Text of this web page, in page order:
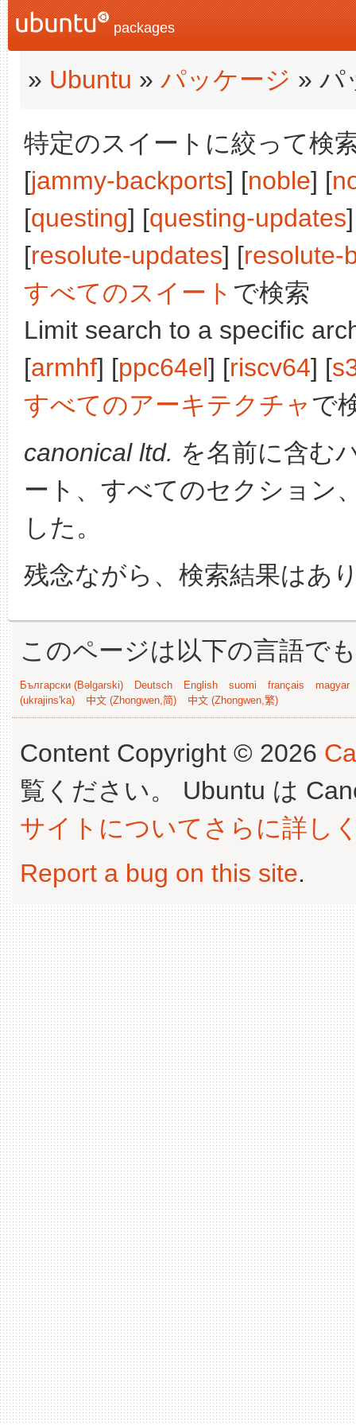
packages
» Ubuntu » パッケージ » パ
特定のスイートに絞って検
[jammy-backports] [noble] [
[questing] [questing-updates
[resolute-updates] [resolute-
すべてのスイート で検索
Limit search to a specific
[armhf] [ppc64el] [riscv64] [
すべてのアーキテクチャで
canonical ltd. を名前に含む
ート、すべてのセクション
した。
残念ながら、検索結果はあ
このページは以下の言語で
Български (Bəlgarski) Deutsch English suomi français
magyar
(ukrajins'ka)
中文 (Zhongwen,简) 中文 (Zhongwen,繁)
Content Copyright © 2026
覧ください。 Ubuntu は
サイトについてさらに詳し
Report a bug on this site.